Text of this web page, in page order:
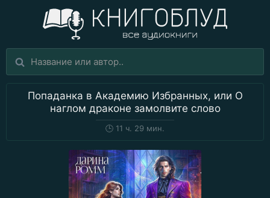
Попаданка в Академию Избранных, или О
наглом драконе замолвите слово
🕒 11 ч. 29 мин.